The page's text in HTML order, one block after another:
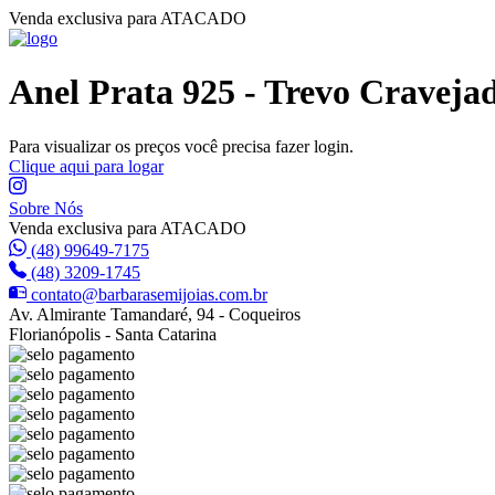
Venda exclusiva para ATACADO
Anel Prata 925 - Trevo
Para visualizar os preços você precisa fazer login.
Clique aqui para logar
Sobre Nós
Venda exclusiva para ATACADO
(48) 99649-7175
(48) 3209-1745
contato@barbarasemijoias.com.br
Av. Almirante Tamandaré, 94 - Coqueiros
Florianópolis - Santa Catarina